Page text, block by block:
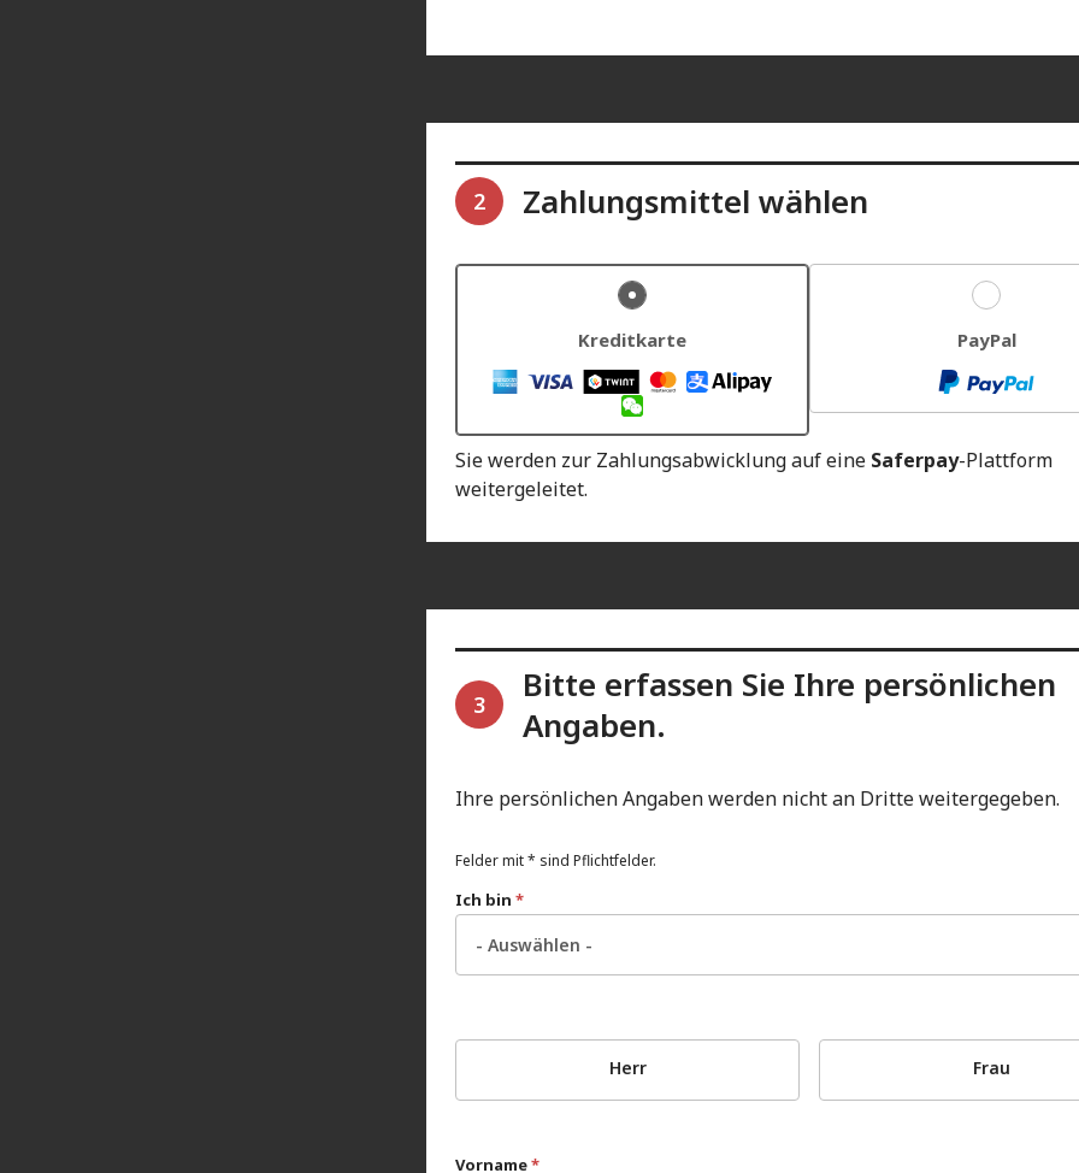
2 Zahlungsmittel wählen
Kreditkarte PayPal
Sie werden zur Zahlungsabwicklung auf eine Saferpay-Plattform
weitergeleitet.
3
Bitte erfassen Sie Ihre persönlichen
Angaben.
Ihre persönlichen Angaben werden nicht an Dritte weitergegeben.
Felder mit * sind Pflichtfelder.
Ich bin *
Herr Frau
Vorname*